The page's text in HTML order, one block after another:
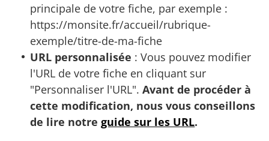
principale de votre fiche, par exemple :
https://monsite.fr/accueil/rubrique-
exemple/titre-de-ma-fiche
URL personnalisée : Vous pouvez modifier
l'URL de votre fiche en cliquant sur
"Personnaliser l'URL".Avant de procéder à
cette modification, nous vous conseillons
de lire notreguide sur les URL.